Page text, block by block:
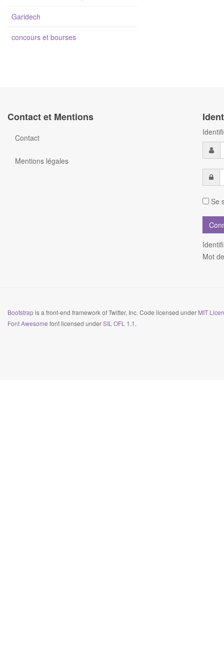
Garidech
concours et bourses
Contact et Mentions
Contact
Mentions légales
Se
Mot
Bootstrapis a front-end framework of Twitter, Inc. Code licensed under MIT
Font Awesome font licensed underSIL OFL 1.1 .